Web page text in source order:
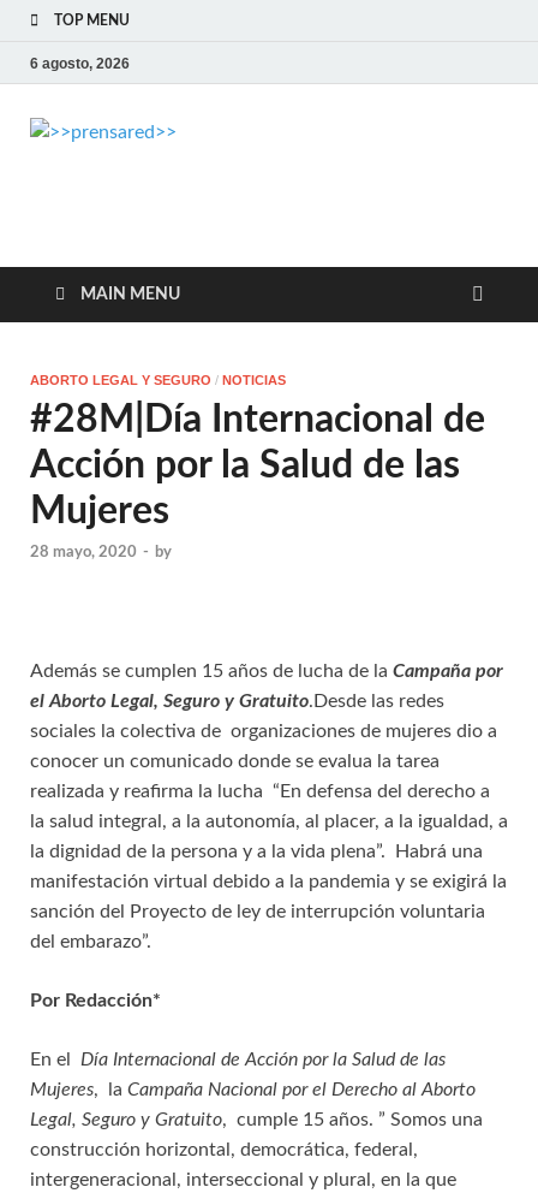
TOP MENU
6 agosto, 2026
MAIN MENU
ABORTO LEGAL Y SEGURO / NOTICIAS
#28M|Día Internacional de
Acción por la Salud de las
Mujeres
28 mayo, 2020 - by
Además se cumplen 15 años de lucha de la Campaña por
el Aborto Legal, Seguro y Gratuito.Desde las redes
sociales la colectiva de organizaciones de mujeres dio a
conocer un comunicado donde se evalua la tarea
realizada y reafirma la lucha “En defensa del derecho a
la salud integral, a la autonomía, al placer, a la igualdad, a
la dignidad de la persona y a la vida plena”. Habrá una
manifestación virtual debido a la pandemia y se exigirá la
sanción del Proyecto de ley de interrupción voluntaria
del embarazo”.
Por Redacción*
En el Día Internacional de Acción por la Salud de las
Mujeres, la Campaña Nacional por el Derecho al Aborto
Legal, Seguro y Gratuito, cumple 15 años. ” Somos una
construcción horizontal, democrática, federal,
intergeneracional, interseccional y plural, en la que